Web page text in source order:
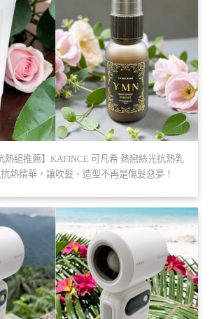
熱組推薦】KAFINCE 可凡希 熱戀絲光抗熱乳
熱精華，讓吹髮、造型不再是傷髮惡夢！